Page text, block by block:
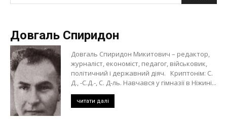
Довгаль Спиридон
Довгаль Спиридон Микитович – редактор,
журналіст, економіст, педагог, військовик,
політичний і державний діяч. Криптонім: С.
Д., -С.Д.-, С. Д-ль. Навчався у гімназії в Ніжині...
читати далі